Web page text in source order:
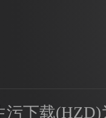
下载